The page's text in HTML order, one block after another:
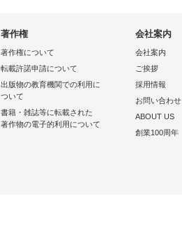
著作権
著作権について
転載許諾申請について
出版物の教育機関での利用に
ついて
書籍・雑誌等に転載された
著作物の電子的利用について
会社案内
会社案内
ご挨拶
採用情報
お問い合わせ
ABOUT US
創業100周年